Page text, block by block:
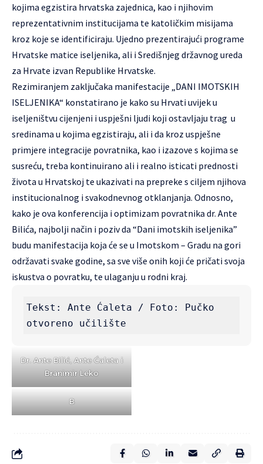
kojima egzistira hrvatska zajednica, kao i njihovim
reprezentativnim institucijama te katoličkim misijama
kroz koje se identificiraju. Ujedno prezentirajući programe
Hrvatske matice iseljenika, ali i Središnjeg državnog ureda
za Hrvate izvan Republike Hrvatske.
Rezimiranjem zaključaka manifestacije „DANI IMOTSKIH
ISELJENIKA“ konstatirano je kako su Hrvati uvijek u
iseljeništvu cijenjeni i uspješni ljudi koji ostavljaju trag u
sredinama u kojima egzistiraju, ali i da kroz uspješne
primjere integracije povratnika, kao i izazove s kojima se
susreću, treba kontinuirano ali i realno isticati prednosti
života u Hrvatskoj te ukazivati na prepreke s ciljem njihova
institucionalnog i svakodnevnog otklanjanja. Odnosno,
kako je ova konferencija i optimizam povratnika dr. Ante
Bilića, najbolji način i poziv da “Dani imotskih iseljenika”
budu manifestacija koja će se u Imotskom – Gradu na gori
održavati svake godine, sa sve više onih koji će pričati svoja
iskustva o povratku, te ulaganju u rodni kraj.
Tekst: Ante Ćaleta / Foto: Pučko
otvoreno učilište
Dr. Ante Bilić, Ante Ćaleta i
Branimir Leko
B